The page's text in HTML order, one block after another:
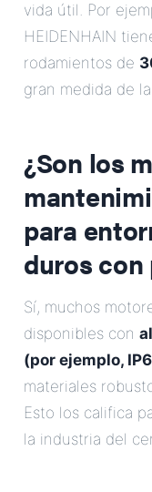
vida útil. Por
HEIDENHAIN
rodamientos de
gran medida de
¿Son los
para
duros con
Sí, muchos
disponibles con
(por ejemplo,
materiales
Esto los califica
la industria del